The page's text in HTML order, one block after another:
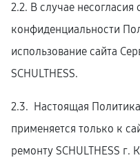
2.2. В случае
конфиденциальности
использование сайта
SCHULTHESS.
2.3. Настоящая
применяется только к
ремонту SCHULTHESS